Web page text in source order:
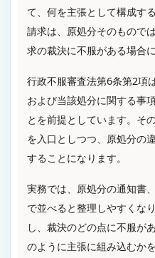
て、何を主張として構成す
請求は、原処分そのもので
求の裁決に不服がある場合
行政不服審査法第6条第2項
および当該処分に関する事
とを前提としています。そ
を入口としつつ、原処分の
することになります。
実務では、原処分の通知書
で並べると整理しやすくな
し、裁決のどの点に不服が
のように主張に組み込むか